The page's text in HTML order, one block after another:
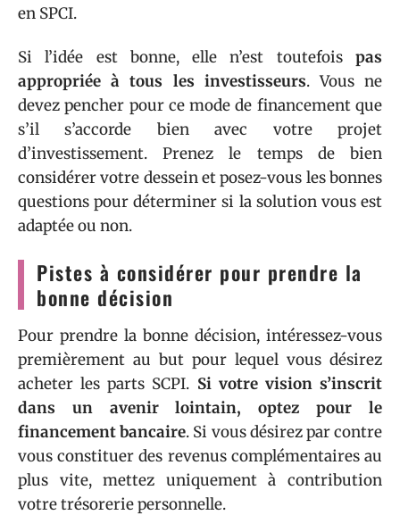
en SPCI.
Si l’idée est bonne, elle n’est toutefois pas
appropriée à tous les investisseurs. Vous ne
devez pencher pour ce mode de financement que
s’il s’accorde bien avec votre projet
d’investissement. Prenez le temps de bien
considérer votre dessein et posez-vous les bonnes
questions pour déterminer si la solution vous est
adaptée ou non.
Pistes à considérer pour prendre la
bonne décision
Pour prendre la bonne décision, intéressez-vous
premièrement au but pour lequel vous désirez
acheter les parts SCPI. Si votre vision s’inscrit
dans un avenir lointain, optez
pour le
financementbancaire. Si vous désirez par contre
vous constituer des revenus complémentaires au
plus vite, mettez uniquement à contribution
votre trésorerie personnelle.